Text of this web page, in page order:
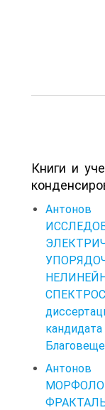
Книги и